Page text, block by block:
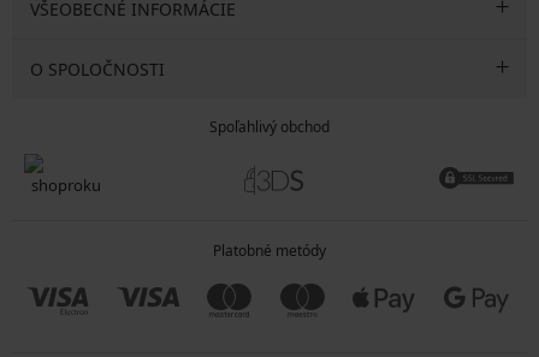
VŠEOBECNÉ INFORMÁCIE
O SPOLOČNOSTI
Spoľahlivý obchod
Platobné metódy